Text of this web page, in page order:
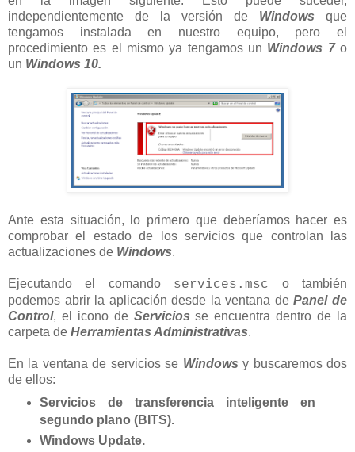
independientemente de la versión de Windows que
tengamos instalada en nuestro equipo, pero el
procedimiento es el mismo ya tengamos un Windows 7o
un Windows 10.
Ante esta situación, lo primero que deberíamos hacer es
comprobar el estado de los servicios que controlan las
actualizaciones de Windows.
Ejecutando el comando services.msc o también
podemos abrir la aplicación desde la ventana dePanel de
Control, el icono de Servicios se encuentra dentro de la
carpeta de Herramientas Administrativas.
En la ventana de servicios se Windowsy buscaremos dos
de ellos:
Servicios de transferencia inteligente en
segundo plano (BITS).
Windows Update.